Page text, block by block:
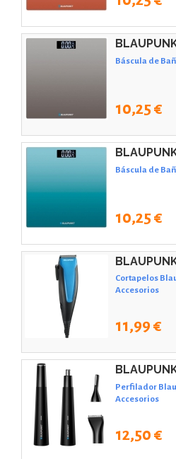
Báscula de
10,25 €
Báscula de
10,25 €
Cortapelos
Accesorios
11,99 €
Perfilador
Accesorios
12,50 €